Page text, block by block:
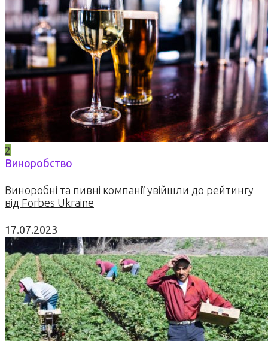
2
Виноробство
Виноробні та пивні компанії увійшли до рейтингу
від Forbes Ukraine
17.07.2023